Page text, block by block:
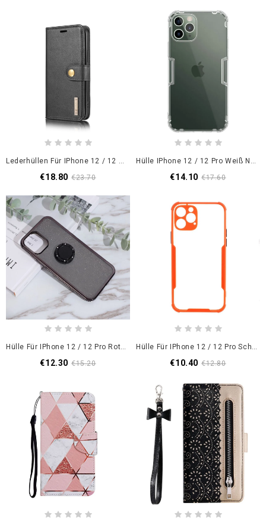
Lederhüllen Für IPhone 12 / 12 Pro Schwarz Dg. Ming Abnehmbaren Koffer
€18.80 €23.70
Hülle IPhone 12 / 12 Pro Weiß Natürlicher Tansparenter Nillkin
€14.10 €17.60
Hülle Für IPhone 12 / 12 Pro Rot Pailletten Und Diamantenring
€12.30 €15.20
Hülle Für IPhone 12 / 12 Pro Schwarz Hybrid Mit Farbigen Kanten
€10.40 €12.80